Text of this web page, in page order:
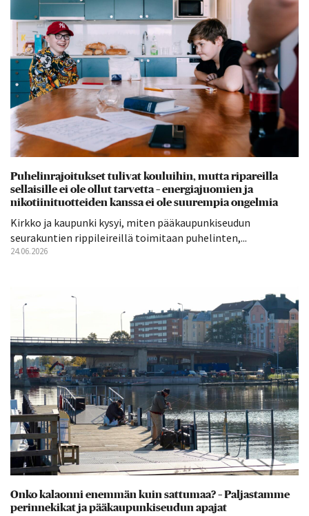
Puhelinrajoitukset tulivat kouluihin, mutta ripareilla
sellaisille ei ole ollut tarvetta – energiajuomien ja
nikotiinituotteiden kanssa ei ole suurempia ongelmia
Kirkko ja kaupunki kysyi, miten pääkaupunkiseudun
seurakuntien rippileireillä toimitaan puhelinten,...
24.06.2026
Onko kalaonni enemmän kuin sattumaa? – Paljastamme
perinnekikat ja pääkaupunkiseudun apajat